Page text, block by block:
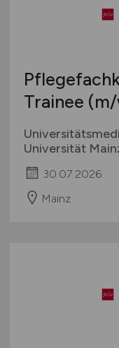
Trainee
Universität
30.07.2026
Mainz